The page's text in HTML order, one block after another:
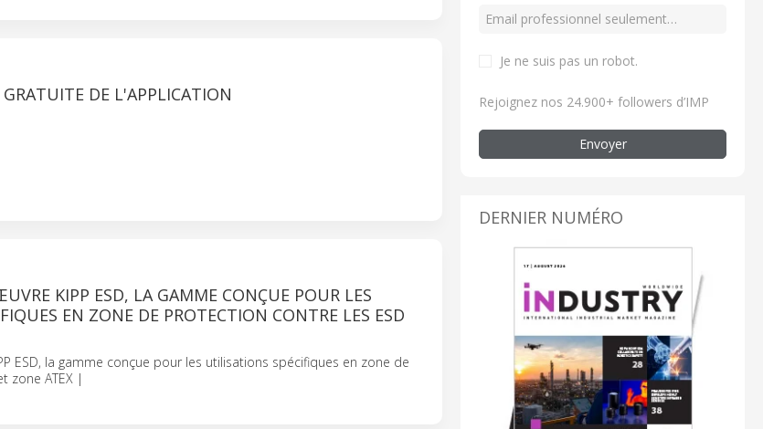
DE L'APPLICATION
KIPP ESD, LA GAMME CONÇUE POUR LES
EN ZONE DE PROTECTION CONTRE LES ESD
ESD, la gamme conçue pour les utilisations spécifiques en zone de
zone ATEX |
Je ne suis pas un robot.
Rejoignez nos 24.900+ followers d’IMP
Envoyer
DERNIER NUMÉRO